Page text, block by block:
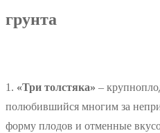
грунта
1. «Три толстяка» –
полюбившийся многим за
форму плодов и отменные